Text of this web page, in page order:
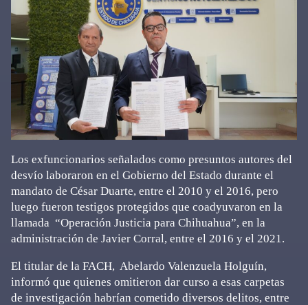
Los exfuncionarios señalados como presuntos autores del
desvío laboraron en el Gobierno del Estado durante el
mandato de César Duarte, entre el 2010 y el 2016, pero
luego fueron testigos protegidos que coadyuvaron en la
llamada “Operación Justicia para Chihuahua”, en la
administración de Javier Corral, entre el 2016 y el 2021.
El titular de la FACH, Abelardo Valenzuela Holguín,
informó que quienes omitieron dar curso a esas carpetas
de investigación habrían cometido diversos delitos, entre